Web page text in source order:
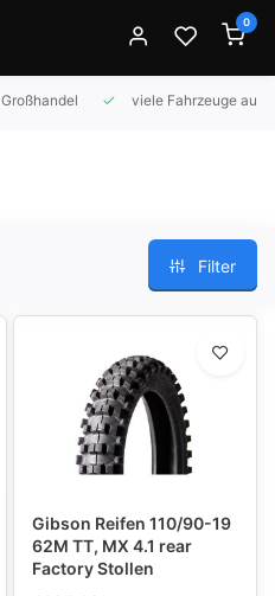
0
Großhandel viele Fahrzeuge auf
Filter
Gibson Reifen 110/90-19
62M TT, MX 4.1 rear
Factory Stollen